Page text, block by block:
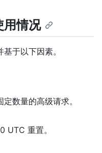
用情况
于以下因素。
数量的高级请求。
UTC 重置。